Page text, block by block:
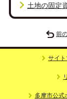
土地の固定
前
サイ
多摩市公式